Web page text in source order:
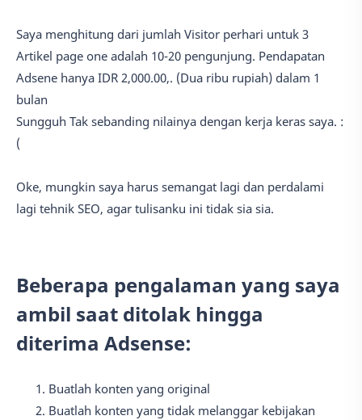
Saya menghitung dari jumlah Visitor perhari untuk 3
Artikel page one adalah 10-20 pengunjung. Pendapatan
Adsene hanya IDR 2,000.00,. (Dua ribu rupiah) dalam 1
bulan
Sungguh Tak sebanding nilainya dengan kerja keras saya. :
(
Oke, mungkin saya harus semangat lagi dan perdalami
lagi tehnik SEO, agar tulisanku ini tidak sia sia.
Beberapa pengalaman yang saya
ambil saat ditolak hingga
diterima Adsense:
Buatlah konten yang original
Buatlah konten yang tidak melanggar kebijakan